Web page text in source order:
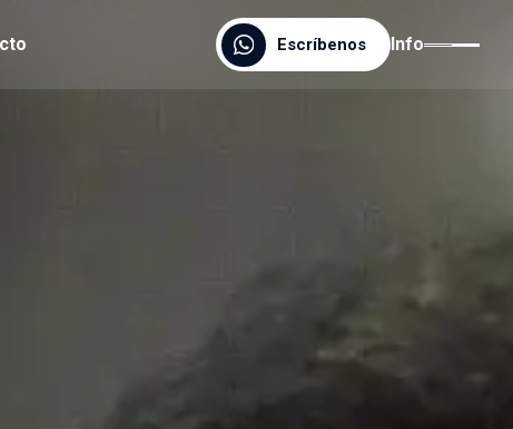
Escríbenos Info